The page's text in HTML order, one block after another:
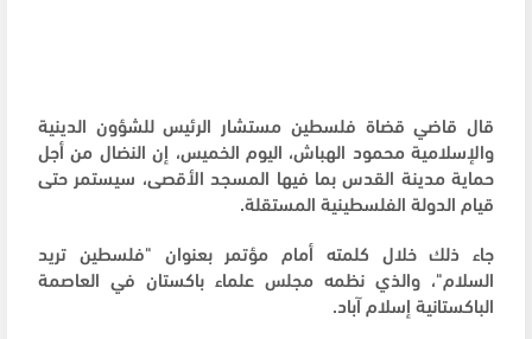
قال قاضي قضاة فلسطين مستشار الرئيس للشؤون الدينية
والإسلامية محمود الهباش، اليوم الخميس، إن النضال من أجل
حماية مدينة القدس بما فيها المسجد الأقصى، سيستمر حتى
قيام الدولة الفلسطينية المستقلة.
جاء ذلك خلال كلمته أمام مؤتمر بعنوان "فلسطين تريد
السلام"، والذي نظمه مجلس علماء باكستان في العاصمة
الباكستانية إسلام آباد.